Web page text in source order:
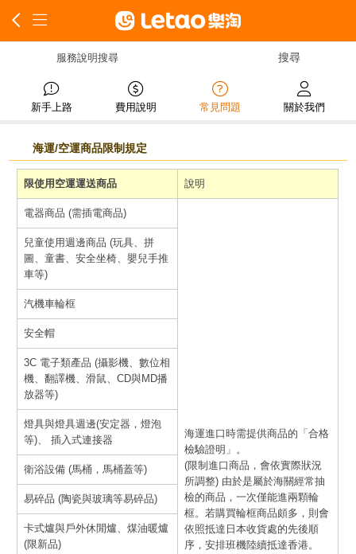
服務說明搜尋
新手上路 費用說明 常見問題 關於我們
海運/空運商品限制規定
限使用空運運送商品 說明
電器商品 (需插電商品)
海運進口時需提供商品的「合格
檢驗證明」。
(限制進口商品，會依實際狀況
所調整) 由於是屬於海關經常抽
檢的商品，一次僅能進兩顆輪
框。若購買輪框商品頗多，則會
依照抵達日本收貨處的先後順
序，安排班機陸續抵達香港。
兒童使用週邊商品 (玩具、拼
圖、童書、安全坐椅、嬰兒手推
車等)
汽機車輪框
安全帽
3C 電子類產品 (攝影機、數位相
機、翻譯機、滑鼠、CD與MD播
放器等)
燈具與燈具週邊(安定器，燈泡
等)、 插入式連接器
衛浴設備 (馬桶，馬桶蓋等)
易碎品 (陶瓷與玻璃等易碎品)
卡式爐與戶外休閒爐、煤油暖爐
(限新品)